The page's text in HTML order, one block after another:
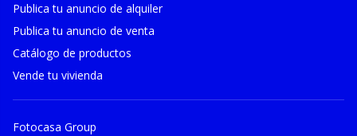
Publica tu anuncio de alquiler
Publica tu anuncio de venta
Catálogo de productos
Vende tu vivienda
Fotocasa Group